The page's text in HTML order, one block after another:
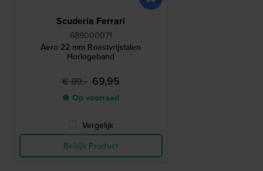
Scuderia Ferrari
689000071
Aero 22 mm Roestvrijstalen
Horlogeband
€ 89,- 69,95
● Op voorraad
Vergelijk
Bekijk Product